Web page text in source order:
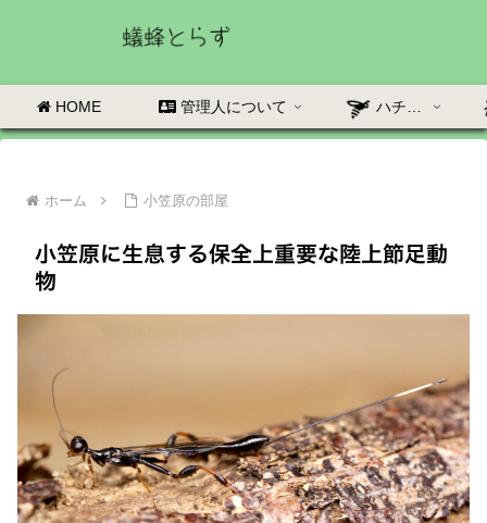
HOME 管理人について ハチの部屋
ホーム 小笠原の部屋
小笠原に生息する保全上重要な陸上節足動
物